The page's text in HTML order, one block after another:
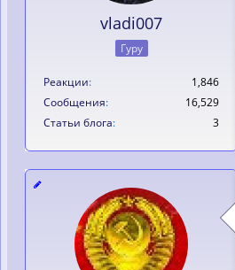
vladi007
Гуру
Реакции
1,846
Сообщения
16,529
Статьи блога
3